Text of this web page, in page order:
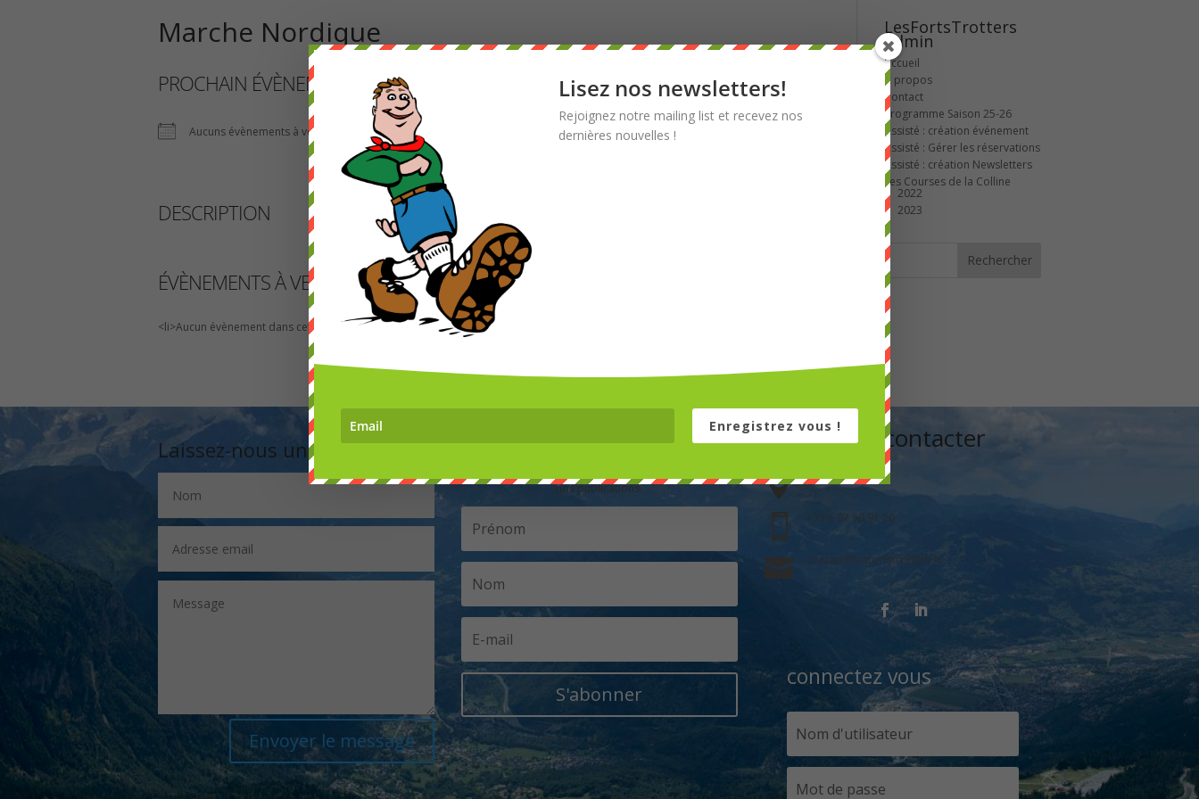
Marche Nordique
PROCHAIN ÉVÈNEMENT
Aucuns évènements à venir
DESCRIPTION
ÉVÈNEMENTS À VENIR
<li>Aucun évènement dans cette catégorie</li>
LesFortsTrotters
Admin
Accueil
A propos
Contact
Programme Saison 25-26
Assisté : création événement
Assisté : Gérer les réservations
Assisté : création Newsletters
Les Courses de la Colline
2022
2023
Laissez-nous un message
Envoyer le message
Restons en contact
Vous pouvez ici vous abonner à notre Newsletter et à
nos publications.
S'abonner
Nous contacter
 Espace Nieder
 +33 6 07 50 91 20
 contact@lesfortstrotters.fr
connectez vous
Lisez nos newsletters!
Rejoignez notre mailing list et recevez nos
dernières nouvelles !
Enregistrez vous !